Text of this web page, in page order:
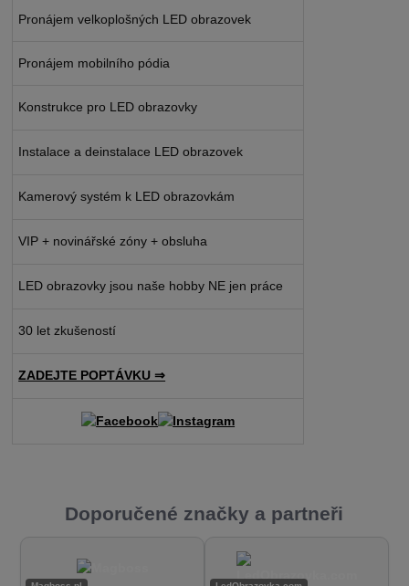
Pronájem velkoplošných LED obrazovek
Pronájem mobilního pódia
Konstrukce pro LED obrazovky
Instalace a deinstalace LED obrazovek
Kamerový systém k LED obrazovkám
VIP + novinářské zóny + obsluha
LED obrazovky jsou naše hobby NE jen práce
30 let zkušeností
ZADEJTE POPTÁVKU ⇒
Doporučené značky a partneři